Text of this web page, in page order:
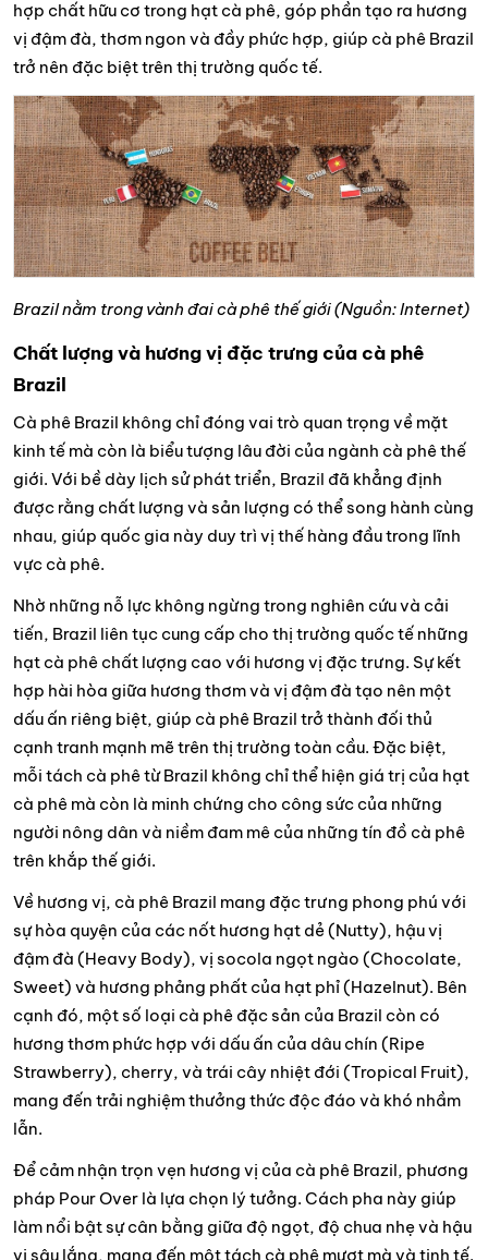
hợp chất hữu cơ trong hạt cà phê, góp phần tạo ra hương
vị đậm đà, thơm ngon và đầy phức hợp, giúp cà phê Brazil
trở nên đặc biệt trên thị trường quốc tế.
Brazil nằm trong vành đai cà phê thế giới (Nguồn: Internet)
Chất lượng và hương vị đặc trưng của cà phê
Brazil
Cà phê Brazil không chỉ đóng vai trò quan trọng về mặt
kinh tế mà còn là biểu tượng lâu đời của ngành cà phê thế
giới. Với bề dày lịch sử phát triển, Brazil đã khẳng định
được rằng chất lượng và sản lượng có thể song hành cùng
nhau, giúp quốc gia này duy trì vị thế hàng đầu trong lĩnh
vực cà phê.
Nhờ những nỗ lực không ngừng trong nghiên cứu và cải
tiến, Brazil liên tục cung cấp cho thị trường quốc tế những
hạt cà phê chất lượng cao với hương vị đặc trưng. Sự kết
hợp hài hòa giữa hương thơm và vị đậm đà tạo nên một
dấu ấn riêng biệt, giúp cà phê Brazil trở thành đối thủ
cạnh tranh mạnh mẽ trên thị trường toàn cầu. Đặc biệt,
mỗi tách cà phê từ Brazil không chỉ thể hiện giá trị của hạt
cà phê mà còn là minh chứng cho công sức của những
người nông dân và niềm đam mê của những tín đồ cà phê
trên khắp thế giới.
Về hương vị, cà phê Brazil mang đặc trưng phong phú với
sự hòa quyện của các nốt hương hạt dẻ (Nutty), hậu vị
đậm đà (Heavy Body), vị socola ngọt ngào (Chocolate,
Sweet) và hương phảng phất của hạt phỉ (Hazelnut). Bên
cạnh đó, một số loại cà phê đặc sản của Brazil còn có
hương thơm phức hợp với dấu ấn của dâu chín (Ripe
Strawberry), cherry, và trái cây nhiệt đới (Tropical Fruit),
mang đến trải nghiệm thưởng thức độc đáo và khó nhầm
lẫn.
Để cảm nhận trọn vẹn hương vị của cà phê Brazil, phương
pháp Pour Over là lựa chọn lý tưởng. Cách pha này giúp
làm nổi bật sự cân bằng giữa độ ngọt, độ chua nhẹ và hậu
vị sâu lắng, mang đến một tách cà phê mượt mà và tinh tế.